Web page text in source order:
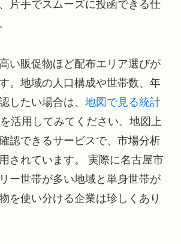
片手でスムーズに投函できる仕
い販促物ほど配布エリア選びが
。地域の人口構成や世帯数、年
したい場合は、 地図で見る統計
を活用してみてください。地図上
認できるサービスで、市場分析
されています。 実際に名古屋市
ー世帯が多い地域と単身世帯が
を使い分ける企業は珍しくあり